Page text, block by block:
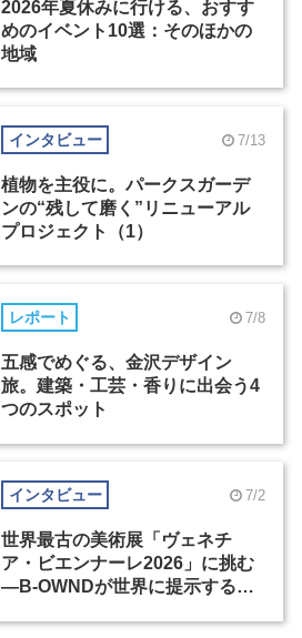
2026年夏休みに行ける、おすす
めのイベント10選：そのほかの
地域
インタビュー 7/13
植物を主役に。パークスガーデ
ンの“残して磨く”リニューアル
プロジェクト（1）
レポート 7/8
五感でめぐる、金沢デザイン
旅。建築・工芸・香りに出会う4
つのスポット
インタビュー 7/2
世界最古の美術展「ヴェネチ
ア・ビエンナーレ2026」に挑む
―B-OWNDが世界に提示する美